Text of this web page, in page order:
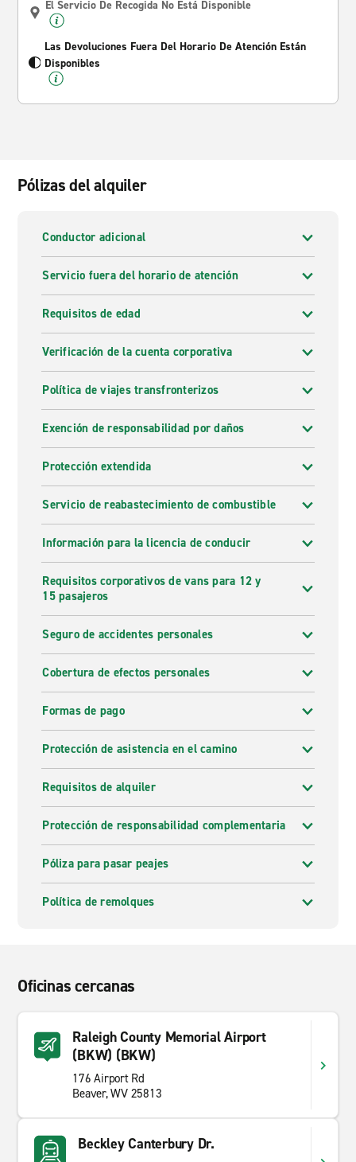
El Servicio De Recogida No Está Disponible
Las Devoluciones Fuera Del Horario De Atención Están
Disponibles
Pólizas del alquiler
Conductor adicional
Servicio fuera del horario de atención
Requisitos de edad
Verificación de la cuenta corporativa
Política de viajes transfronterizos
Exención de responsabilidad por daños
Protección extendida
Servicio de reabastecimiento de combustible
Información para la licencia de conducir
Requisitos corporativos de vans para 12 y
15 pasajeros
Seguro de accidentes personales
Cobertura de efectos personales
Formas de pago
Protección de asistencia en el camino
Requisitos de alquiler
Protección de responsabilidad complementaria
Póliza para pasar peajes
Política de remolques
Oficinas cercanas
Raleigh County Memorial Airport
(BKW) (BKW)
176 Airport Rd
Beaver, WV 25813
Beckley Canterbury Dr.